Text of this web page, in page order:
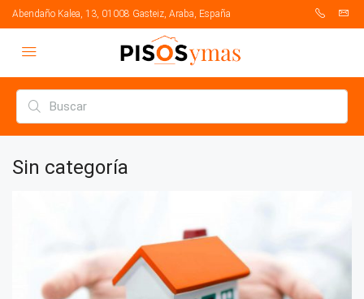
Abendaño Kalea, 13, 01008 Gasteiz, Araba, España
Sin categoría